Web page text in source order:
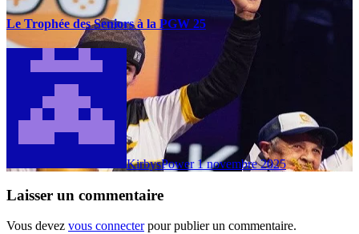
Le Trophée des Seniors à la PGW 25
KirbysPower 1 novembre 2025
Laisser un commentaire
Vous devez vous connecterpour publier un commentaire.